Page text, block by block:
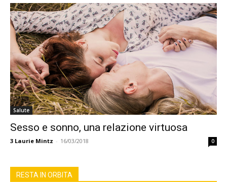
Salute
Sesso e sonno, una relazione virtuosa
3 Laurie Mintz - 16/03/2018 0
RESTA IN ORBITA